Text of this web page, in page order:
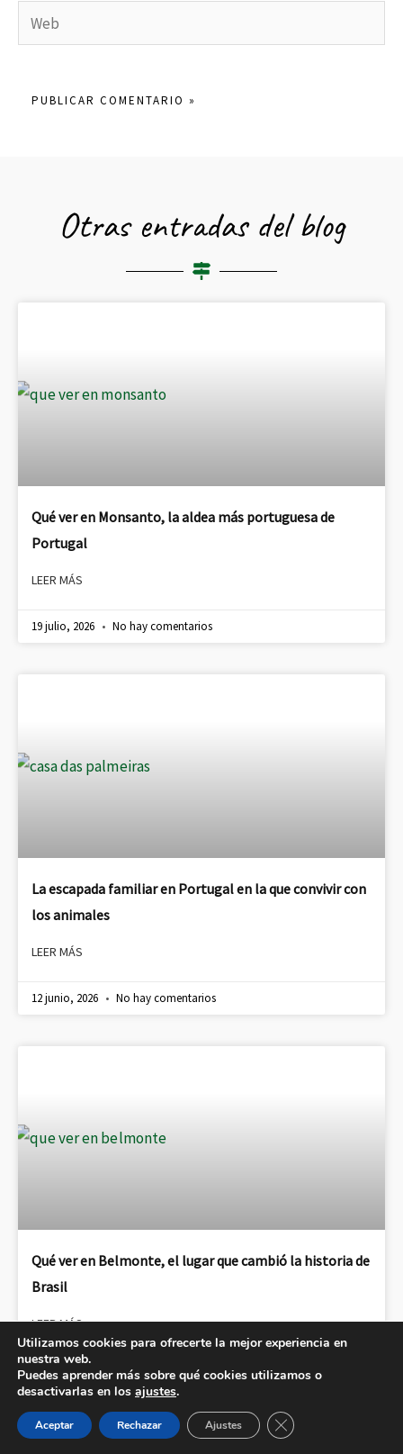
Web
Otras entradas del blog
Qué ver en Monsanto, la aldea más portuguesa de
Portugal
LEER MÁS
19 julio, 2026 No hay comentarios
La escapada familiar en Portugal en la que convivir con
los animales
LEER MÁS
12 junio, 2026 No hay comentarios
Qué ver en Belmonte, el lugar que cambió la historia de
Brasil
LEER MÁS
26 mayo, 2026 No hay comentarios
Utilizamos cookies para ofrecerte la mejor experiencia en
nuestra web.
Puedes aprender más sobre qué cookies utilizamos o
desactivarlas en los ajustes.
Aceptar Rechazar Ajustes CERRAR EL